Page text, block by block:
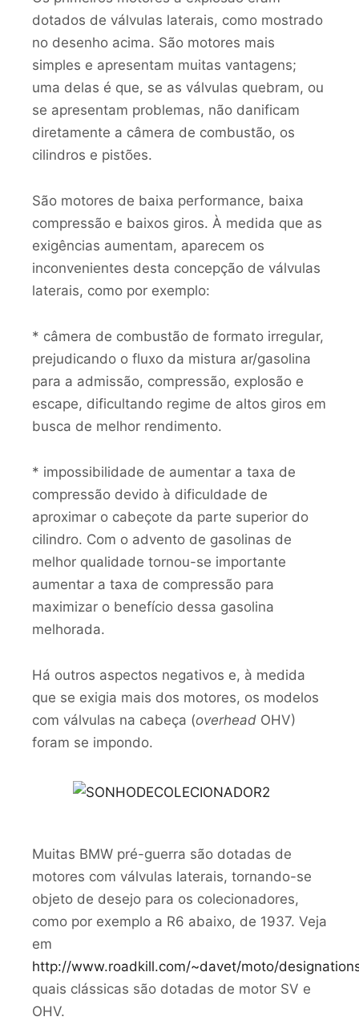
dotados de válvulas laterais, como mostrado
no desenho acima. São motores mais
simples e apresentam muitas vantagens;
uma delas é que, se as válvulas quebram, ou
se apresentam problemas, não danificam
diretamente a câmera de combustão, os
cilindros e pistões.
São motores de baixa performance, baixa
compressão e baixos giros. À medida que as
exigências aumentam, aparecem os
inconvenientes desta concepção de válvulas
laterais, como por exemplo:
* câmera de combustão de formato irregular,
prejudicando o fluxo da mistura ar/gasolina
para a admissão, compressão, explosão e
escape, dificultando regime de altos giros em
busca de melhor rendimento.
* impossibilidade de aumentar a taxa de
compressão devido à dificuldade de
aproximar o cabeçote da parte superior do
cilindro. Com o advento de gasolinas de
melhor qualidade tornou-se importante
aumentar a taxa de compressão para
maximizar o benefício dessa gasolina
melhorada.
Há outros aspectos negativos e, à medida
que se exigia mais dos motores, os modelos
com válvulas na cabeça (overhead OHV)
foram se impondo.
Muitas BMW pré-guerra são dotadas de
motores com válvulas laterais, tornando-se
objeto de desejo para os colecionadores,
como por exemplo a R6 abaixo, de 1937. Veja
em
http://www.roadkill.com/~davet/moto/
quais clássicas são dotadas de motor SV e
OHV.